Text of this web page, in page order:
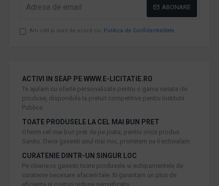
ABONARE
Am citit şi sunt de acord cu Politica de Confidentialitate
ACTIVI IN SEAP PE WWW.E-LICITATIE.RO
Te ajutam cu oferte personalizate pentru o gama variata de
produse, disponibile la preturi competitive pentru Institutii
Publice.
TOATE PRODUSELE LA CEL MAI BUN PRET
Oferim cel mai bun pret de pe piata, pentru orice produs
Sanito. Daca gasesti unul mai mic, promitem sa il echivalam.
CURATENIE DINTR-UN SINGUR LOC
Pe cleane.ro gasesti toate produsele si echipamentele de
curatenie necesare afacerii tale. Iti garantam un plus de
eficienta si costuri reduse semnificativ.